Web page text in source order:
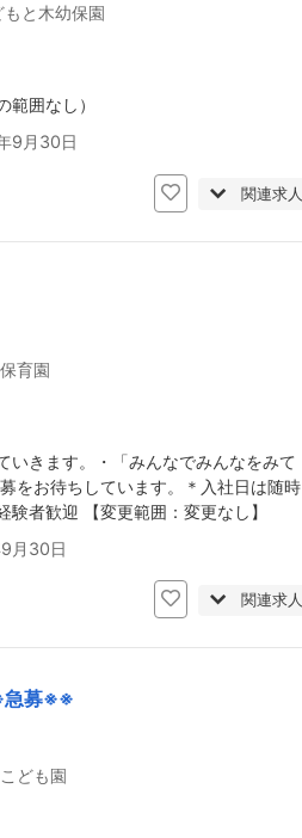
と木幼保園
囲なし）
9月30日
関連求人
育園
いきます。・「みんなでみんなをみて
をお待ちしています。＊入社日は随時
者歓迎 【変更範囲：変更なし】
月30日
関連求人
急募※※
ども園